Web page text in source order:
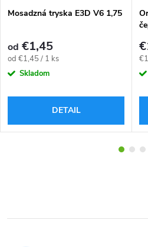
Mosadzná tryska E3D V6 1,75
od €1,45
Jednotková
cena:
od €1,45 / 1 ks
Skladom
DETAIL